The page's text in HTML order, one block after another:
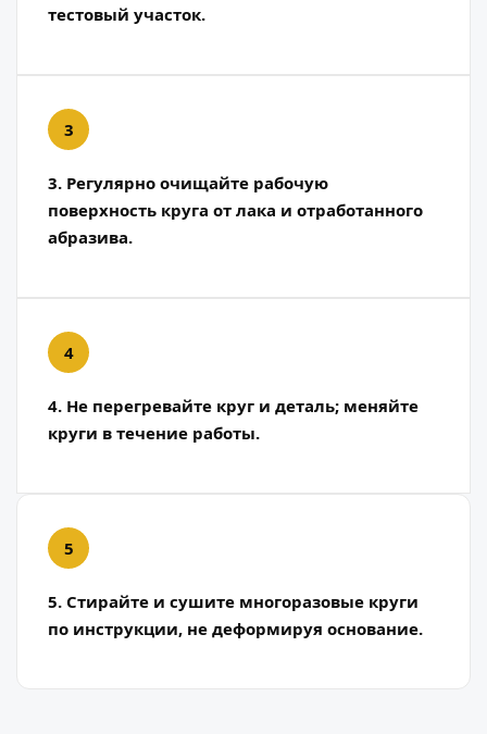
тестовый участок.
3. Регулярно очищайте рабочую
поверхность круга от лака и отработанного
абразива.
4. Не перегревайте круг и деталь; меняйте
круги в течение работы.
5. Стирайте и сушите многоразовые круги
по инструкции, не деформируя основание.